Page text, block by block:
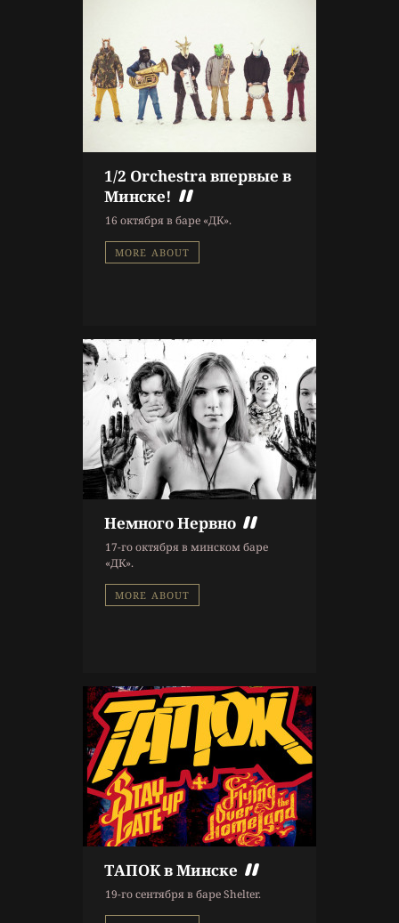
1/2 Orchestra впервые в
Минске!
16 октября в баре «ДК».
MORE ABOUT
9 г. назад
Немного Нервно
17-го октября в минском баре
«ДК».
MORE ABOUT
ТАПОК в Минске
19-го сентября в баре Shelter.